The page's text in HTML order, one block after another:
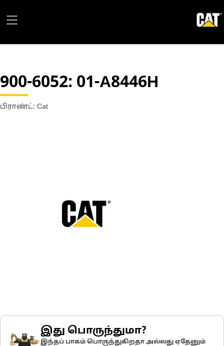
900-6052: 01-A8446H
பிராண்ட்: Cat
இது பொருந்துமா?
இந்தப் பாகம் பொருந்துகிறதா அல்லது ஏதேனும்